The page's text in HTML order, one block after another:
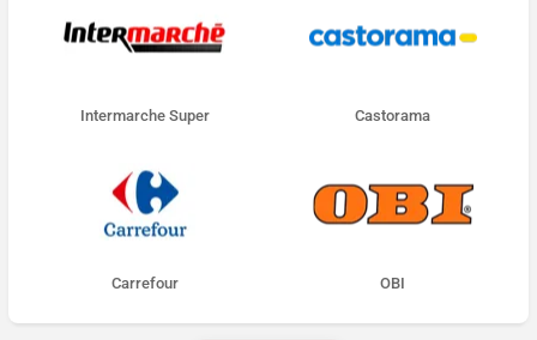
Intermarche Super Castorama
Carrefour OBI